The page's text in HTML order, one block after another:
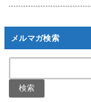
メルマガ検索